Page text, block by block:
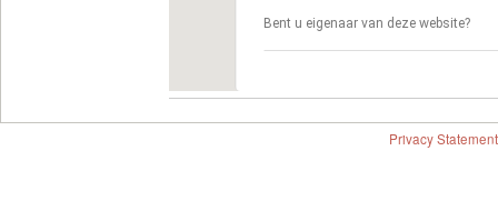
Bent u eigenaar van deze website?
Privacy Statement